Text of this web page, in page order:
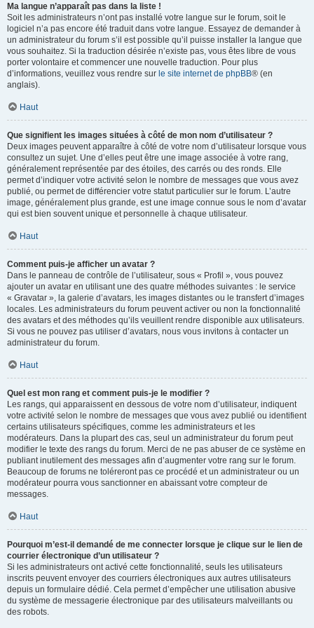
Ma langue n’apparaît pas dans la liste !
Soit les administrateurs n’ont pas installé votre langue sur le forum, soit le
logiciel n’a pas encore été traduit dans votre langue. Essayez de demander à
un administrateur du forum s’il est possible qu’il puisse installer la langue que
vous souhaitez. Si la traduction désirée n’existe pas, vous êtes libre de vous
porter volontaire et commencer une nouvelle traduction. Pour plus
d’informations, veuillez vous rendre sur le site internet de phpBB® (en
anglais).
Haut
Que signifient les images situées à côté de mon nom d’utilisateur ?
Deux images peuvent apparaître à côté de votre nom d’utilisateur lorsque vous
consultez un sujet. Une d’elles peut être une image associée à votre rang,
généralement représentée par des étoiles, des carrés ou des ronds. Elle
permet d’indiquer votre activité selon le nombre de messages que vous avez
publié, ou permet de différencier votre statut particulier sur le forum. L’autre
image, généralement plus grande, est une image connue sous le nom d’avatar
qui est bien souvent unique et personnelle à chaque utilisateur.
Haut
Comment puis-je afficher un avatar ?
Dans le panneau de contrôle de l’utilisateur, sous « Profil », vous pouvez
ajouter un avatar en utilisant une des quatre méthodes suivantes : le service
« Gravatar », la galerie d’avatars, les images distantes ou le transfert d’images
locales. Les administrateurs du forum peuvent activer ou non la fonctionnalité
des avatars et des méthodes qu’ils veuillent rendre disponible aux utilisateurs.
Si vous ne pouvez pas utiliser d’avatars, nous vous invitons à contacter un
administrateur du forum.
Haut
Quel est mon rang et comment puis-je le modifier ?
Les rangs, qui apparaissent en dessous de votre nom d’utilisateur, indiquent
votre activité selon le nombre de messages que vous avez publié ou identifient
certains utilisateurs spécifiques, comme les administrateurs et les
modérateurs. Dans la plupart des cas, seul un administrateur du forum peut
modifier le texte des rangs du forum. Merci de ne pas abuser de ce système en
publiant inutilement des messages afin d’augmenter votre rang sur le forum.
Beaucoup de forums ne toléreront pas ce procédé et un administrateur ou un
modérateur pourra vous sanctionner en abaissant votre compteur de
messages.
Haut
Pourquoi m’est-il demandé de me connecter lorsque je clique sur le lien de
courrier électronique d’un utilisateur ?
Si les administrateurs ont activé cette fonctionnalité, seuls les utilisateurs
inscrits peuvent envoyer des courriers électroniques aux autres utilisateurs
depuis un formulaire dédié. Cela permet d’empêcher une utilisation abusive
du système de messagerie électronique par des utilisateurs malveillants ou
des robots.